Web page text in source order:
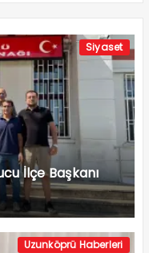
Siyaset
İlçe Başkanı
Uzunköprü Haberleri